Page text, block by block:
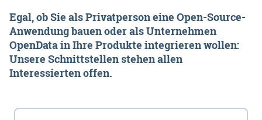
Egal, ob Sie als Privatperson eine Open-Source-
Anwendung bauen oder als Unternehmen
OpenData in Ihre Produkte integrieren wollen:
Unsere Schnittstellen stehen allen
Interessierten offen.